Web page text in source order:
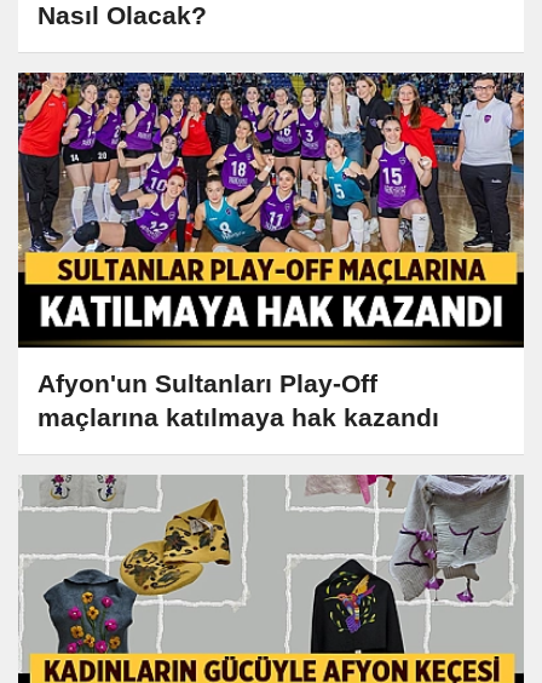
Nasıl Olacak?
Afyon'un Sultanları Play-Off
maçlarına katılmaya hak kazandı